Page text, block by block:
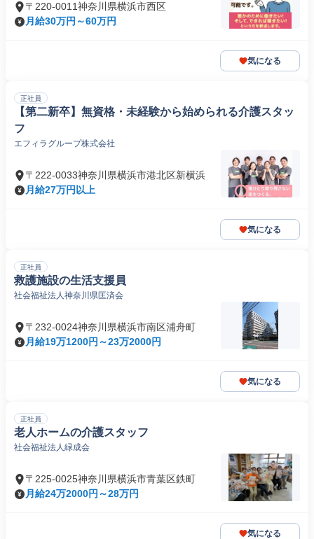
〒220-0011神奈川県横浜市西区
月給30万円～60万円
気になる
正社員
【第二新卒】無資格・未経験から始められる介護スタッ
フ
エフィラグループ株式会社
〒222-0033神奈川県横浜市港北区新横浜
月給27万円以上
気になる
正社員
救護施設の生活支援員
社会福祉法人神奈川県匡済会
〒232-0024神奈川県横浜市南区浦舟町
月給19万1200円～23万2000円
気になる
正社員
老人ホームの介護スタッフ
社会福祉法人緑成会
〒225-0025神奈川県横浜市青葉区鉄町
月給24万2000円～28万円
気になる